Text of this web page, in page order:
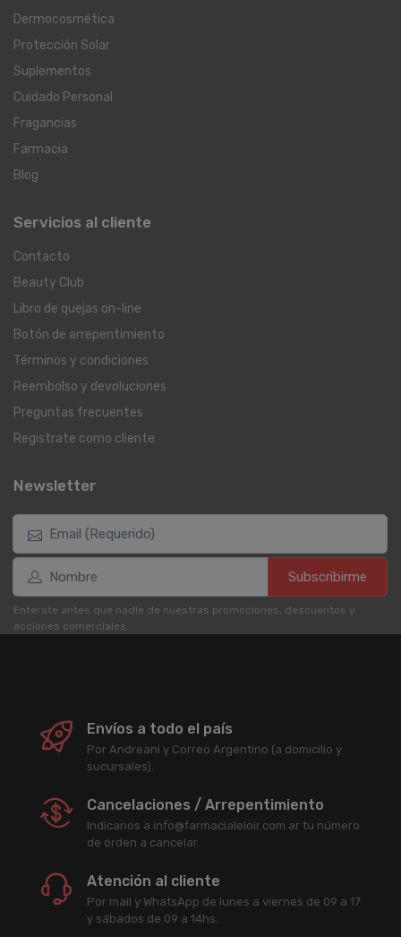
Dermocosmética
Protección Solar
Suplementos
Cuidado Personal
Fragancias
Farmacia
Blog
Servicios al cliente
Contacto
Beauty Club
Libro de quejas on-line
Botón de arrepentimiento
Términos y condiciones
Reembolso y devoluciones
Preguntas frecuentes
Registrate como cliente
Newsletter
Subscribirme
Enterate antes que nadie de nuestras promociones, descuentos y
acciones comerciales.
Envíos a todo el país
Por Andreani y Correo Argentino (a domicilio y
sucursales).
Cancelaciones / Arrepentimiento
Indicanos a info@farmacialeloir.com.ar tu número
de órden a cancelar.
Atención al cliente
Por mail y WhatsApp de lunes a viernes de 09 a 17
y sábados de 09 a 14hs.